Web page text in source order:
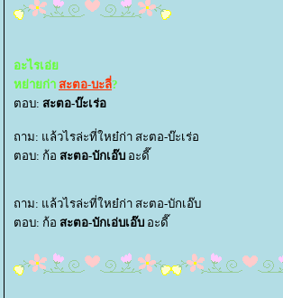
อะไรเอ่
หย่ายก่า สะตอ-บะลี่?
ตอบ: สะตอ-บ๊ะเร่อ
ถาม: แล้วไรล่ะที่ใหย๋ก่า สะตอ-บ๊ะเร่อ
ตอบ: ก้อ สะตอ-บักเอ๊บ อะดี๊
ถาม: แล้วไรล่ะที่ใหย๋ก่า สะตอ-บักเอ๊บ
ตอบ: ก้อ สะตอ-บักเอ่บเอ๊บ อะดี๊